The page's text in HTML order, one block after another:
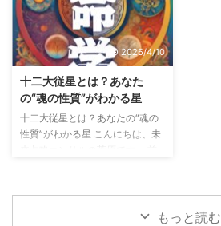
て、 “どんな自分か”を知る方法を
お届けしてきました。 今回はそ
こから一歩踏み込み、「いつ動く
か？」という、 人生のタイミン
グの読み方＝運勢のリズムについ
てご紹介します。 運勢には“波”が
ある 算命学では、運の流れを大
きく2つに分けて見ます。 年運
（ねんうん）： 1年ごとのテー
2025/4/10
十二大従星とは？あなた
の“魂の性質”がわかる星
十二大従星とは？あなたの“魂の
性質”がわかる星 こんにちは、未
行動パターンが変わるというお話
をしました。 今回はさらに深
もっと読む